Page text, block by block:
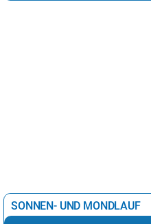
SONNEN- UND MONDLAUF